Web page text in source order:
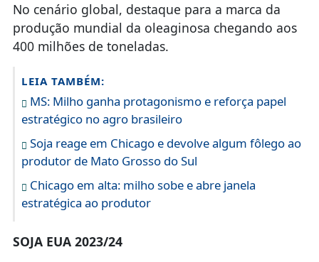
No cenário global, destaque para a marca da
produção mundial da oleaginosa chegando aos
400 milhões de toneladas.
LEIA TAMBÉM:
MS: Milho ganha protagonismo e reforça papel
estratégico no agro brasileiro
Soja reage em Chicago e devolve algum fôlego ao
produtor de Mato Grosso do Sul
Chicago em alta: milho sobe e abre janela
estratégica ao produtor
SOJA EUA 2023/24